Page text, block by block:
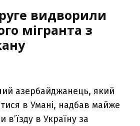
видворили
мігранта з
азербайджанець, який
в Умані, надбав майже
в’їзду в Україну за